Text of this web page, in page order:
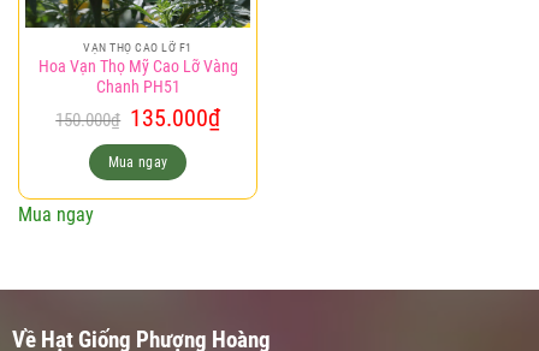
VẠN THỌ CAO LỠ F1
Hoa Vạn Thọ Mỹ Cao Lỡ Vàng
Chanh PH51
150.000₫ Giá
gốc
là:
150.000₫.
135.000₫Giá
hiện
Mua ngay
Mua ngay
Về Hạt Giống Phượng Hoàng